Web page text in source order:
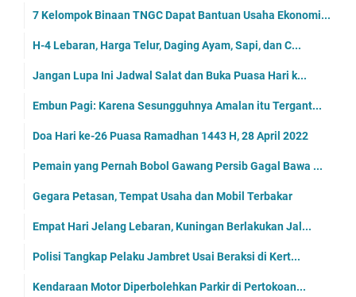
7 Kelompok Binaan TNGC Dapat Bantuan Usaha Ekonomi...
H-4 Lebaran, Harga Telur, Daging Ayam, Sapi, dan C...
Jangan Lupa Ini Jadwal Salat dan Buka Puasa Hari k...
Embun Pagi: Karena Sesungguhnya Amalan itu Tergant...
Doa Hari ke-26 Puasa Ramadhan 1443 H, 28 April 2022
Pemain yang Pernah Bobol Gawang Persib Gagal Bawa ...
Gegara Petasan, Tempat Usaha dan Mobil Terbakar
Empat Hari Jelang Lebaran, Kuningan Berlakukan Jal...
Polisi Tangkap Pelaku Jambret Usai Beraksi di Kert...
Kendaraan Motor Diperbolehkan Parkir di Pertokoan...